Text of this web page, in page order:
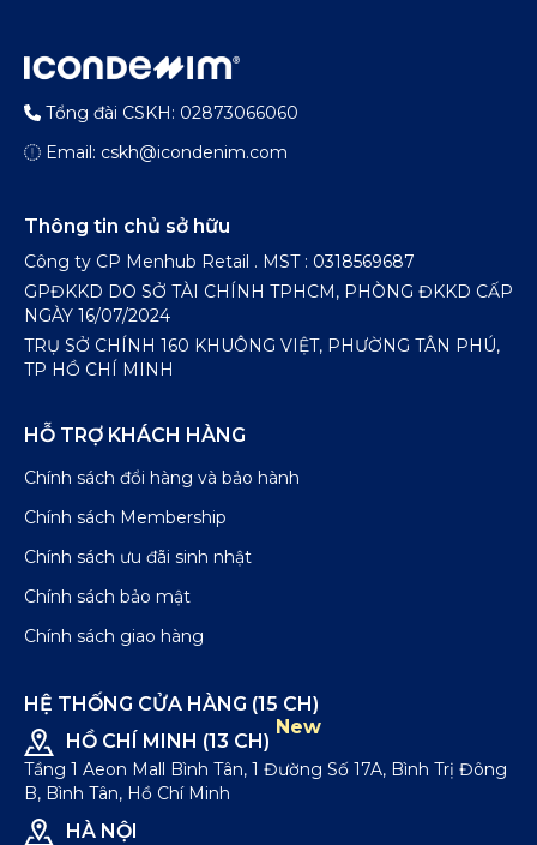
Tổng đài CSKH: 02873066060
Email: cskh@icondenim.com
Thông tin chủ sở hữu
Công ty CP Menhub Retail . MST : 0318569687
GPĐKKD DO SỞ TÀI CHÍNH TPHCM, PHÒNG ĐKKD CẤP
NGÀY 16/07/2024
TRỤ SỞ CHÍNH 160 KHUÔNG VIỆT, PHƯỜNG TÂN PHÚ,
TP HỒ CHÍ MINH
HỖ TRỢ KHÁCH HÀNG
Chính sách đổi hàng và bảo hành
Chính sách Membership
Chính sách ưu đãi sinh nhật
Chính sách bảo mật
Chính sách giao hàng
HỆ THỐNG CỬA HÀNG (15 CH)
HỒ CHÍ MINH (13 CH)
New
Tầng 1 Aeon Mall Bình Tân, 1 Đường Số 17A, Bình Trị Đông
B, Bình Tân, Hồ Chí Minh
HÀ NỘI